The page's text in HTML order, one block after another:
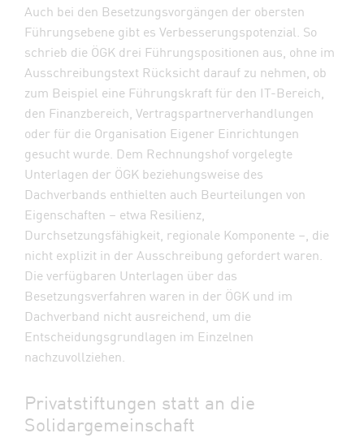
Auch bei den Besetzungsvorgängen der obersten
Führungsebene gibt es Verbesserungspotenzial. So
schrieb die ÖGK drei Führungspositionen aus, ohne im
Ausschreibungstext Rücksicht darauf zu nehmen, ob
zum Beispiel eine Führungskraft für den IT-Bereich,
den Finanzbereich, Vertragspartnerverhandlungen
oder für die Organisation Eigener Einrichtungen
gesucht wurde. Dem Rechnungshof vorgelegte
Unterlagen der ÖGK beziehungsweise des
Dachverbands enthielten auch Beurteilungen von
Eigenschaften – etwa Resilienz,
Durchsetzungsfähigkeit, regionale Komponente –, die
nicht explizit in der Ausschreibung gefordert waren.
Die verfügbaren Unterlagen über das
Besetzungsverfahren waren in der ÖGK und im
Dachverband nicht ausreichend, um die
Entscheidungsgrundlagen im Einzelnen
nachzuvollziehen.
Privatstiftungen statt an die
Solidargemeinschaft